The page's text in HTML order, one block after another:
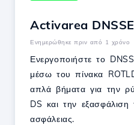
Activarea
Ενημερώθηκε πριν από 1 χρόνο
Ενεργοποιήστε το
μέσω του πίνακα
απλά βήματα για την
DS και την εξασφάλιση
ασφάλειας.